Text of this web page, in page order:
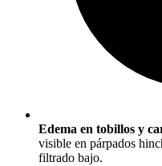
Edema en tobillos y
visible en párpados
filtrado bajo.